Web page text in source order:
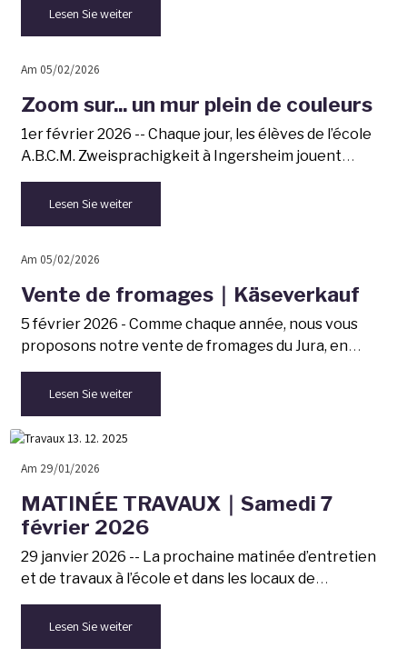
de qualité.
Lesen Sie weiter
Am 05/02/2026
Zoom sur... un mur plein de couleurs
1er février 2026 -- Chaque jour, les élèves de l’école
A.B.C.M. Zweisprachigkeit à Ingersheim jouent
devant deux fresques murales pleines de couleurs…
L’auteur nous vient d’Amérique, plus
Lesen Sie weiter
Am 05/02/2026
Vente de fromages｜Käseverkauf
5 février 2026 - Comme chaque année, nous vous
proposons notre vente de fromages du Jura, en
direct du producteur et à des prix compétitifs. Les
bénéfices vont aux activités scolaires et extra-
Lesen Sie weiter
Am 29/01/2026
MATINÉE TRAVAUX｜Samedi 7
février 2026
29 janvier 2026 -- La prochaine matinée d’entretien
et de travaux à l’école et dans les locaux de
d'Kinderstub aura lieu le samedi 7 février 2026, de
8h30 à midi.
Lesen Sie weiter